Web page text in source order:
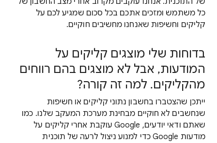
כל משתמש ומזכים אתכם בכל סכום שמגיע לכם על
קליקים וחשיפות שאנחנו מחשיבים חוקיים.
בדוחות שלי מוצגים קליקים על
המודעות, אבל לא מוצגים בהם רווחים
מהקליקים. למה זה קורה?
ייתכן שהצטברו בחשבון נתוני קליקים או חשיפות
שנחשבים לא חוקיים מבחינת מערכת המעקב שלנו. כמו
שאתם ודאי יודעים, Google עוקבת אחרי קליקים על
מודעות Google כדי למנוע ניצול לרעה של תוכנית